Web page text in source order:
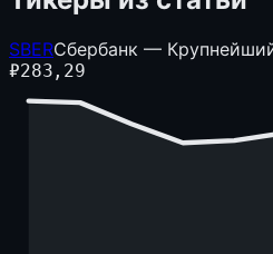
SBERСбербанк —
₽283,29